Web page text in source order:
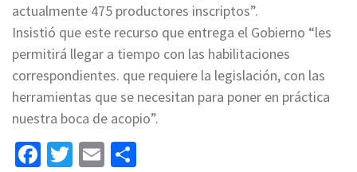
actualmente 475 productores inscriptos”.
Insistió que este recurso que entrega el Gobierno “les
permitirá llegar a tiempo con las habilitaciones
correspondientes. que requiere la legislación, con las
herramientas que se necesitan para poner en práctica
nuestra boca de acopio”.
Facebook
Twitter
Email